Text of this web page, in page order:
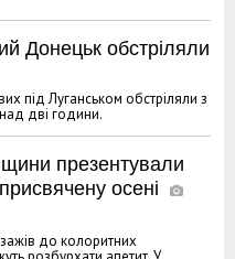
Донецьк обстріляли
під Луганськом обстріляли з
дві години.
презентували
осені
до колоритних